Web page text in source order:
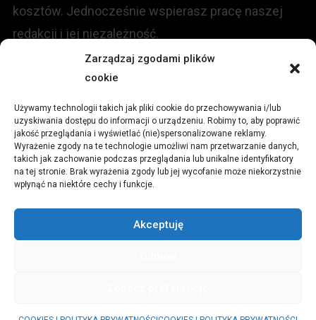
Zarządzaj zgodami plików
cookie
Używamy technologii takich jak pliki cookie do przechowywania i/lub
uzyskiwania dostępu do informacji o urządzeniu. Robimy to, aby poprawić
jakość przeglądania i wyświetlać (nie)spersonalizowane reklamy.
Wyrażenie zgody na te technologie umożliwi nam przetwarzanie danych,
takich jak zachowanie podczas przeglądania lub unikalne identyfikatory
na tej stronie. Brak wyrażenia zgody lub jej wycofanie może niekorzystnie
wpłynąć na niektóre cechy i funkcje.
Akceptuję
kosztów. Jednocześnie wspierasz pracę naszej
redakcji i jej niezależność.
Redakcja portalu:
ul.Stara 13, 42-600 Tarnowskie Góry
TEL:+48 509 547 822
redakcja@czytamiwiem.pl